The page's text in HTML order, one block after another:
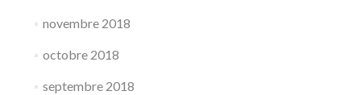
novembre 2018
octobre 2018
septembre 2018